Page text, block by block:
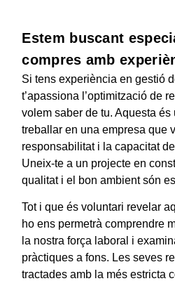
Estem buscant
compres amb
Si tens experiència en gestió
t’apassiona l’optimització de
volem saber de tu. Aquesta
treballar en una empresa que
responsabilitat i la capacitat
Uneix-te a un projecte en
qualitat i el bon ambient són
Tot i que és voluntari revelar
ho ens permetrà comprendre
la nostra força laboral i
pràctiques a fons. Les seves
tractades amb la més estricta